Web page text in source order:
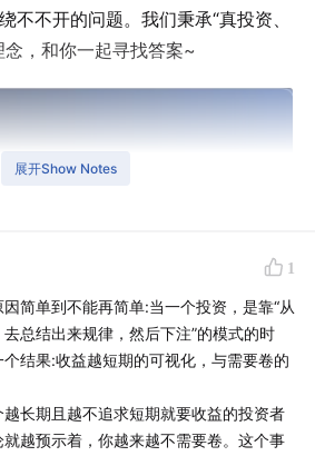
不不开的问题。我们秉承“真投资、
，和你一起寻找答案~
展开Show Notes
1
简单到不能再简单:当一个投资，是靠“从
总结出来规律，然后下注”的模式的时
结果:收益越短期的可视化，与需要卷的
长期且越不追求短期就要收益的投资者
越预示着，你越来越不需要卷。这个事